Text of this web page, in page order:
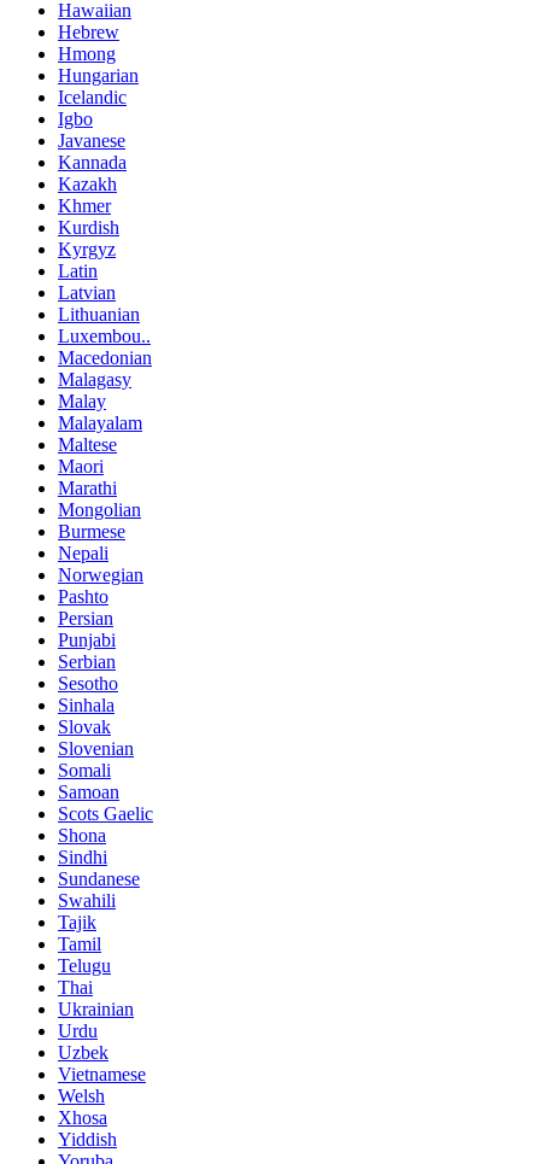
Hawaiian
Hebrew
Hmong
Hungarian
Icelandic
Igbo
Javanese
Kannada
Kazakh
Khmer
Kurdish
Kyrgyz
Latin
Latvian
Lithuanian
Luxembou..
Macedonian
Malagasy
Malay
Malayalam
Maltese
Maori
Marathi
Mongolian
Burmese
Nepali
Norwegian
Pashto
Persian
Punjabi
Serbian
Sesotho
Sinhala
Slovak
Slovenian
Somali
Samoan
Scots Gaelic
Shona
Sindhi
Sundanese
Swahili
Tajik
Tamil
Telugu
Thai
Ukrainian
Urdu
Uzbek
Vietnamese
Welsh
Xhosa
Yiddish